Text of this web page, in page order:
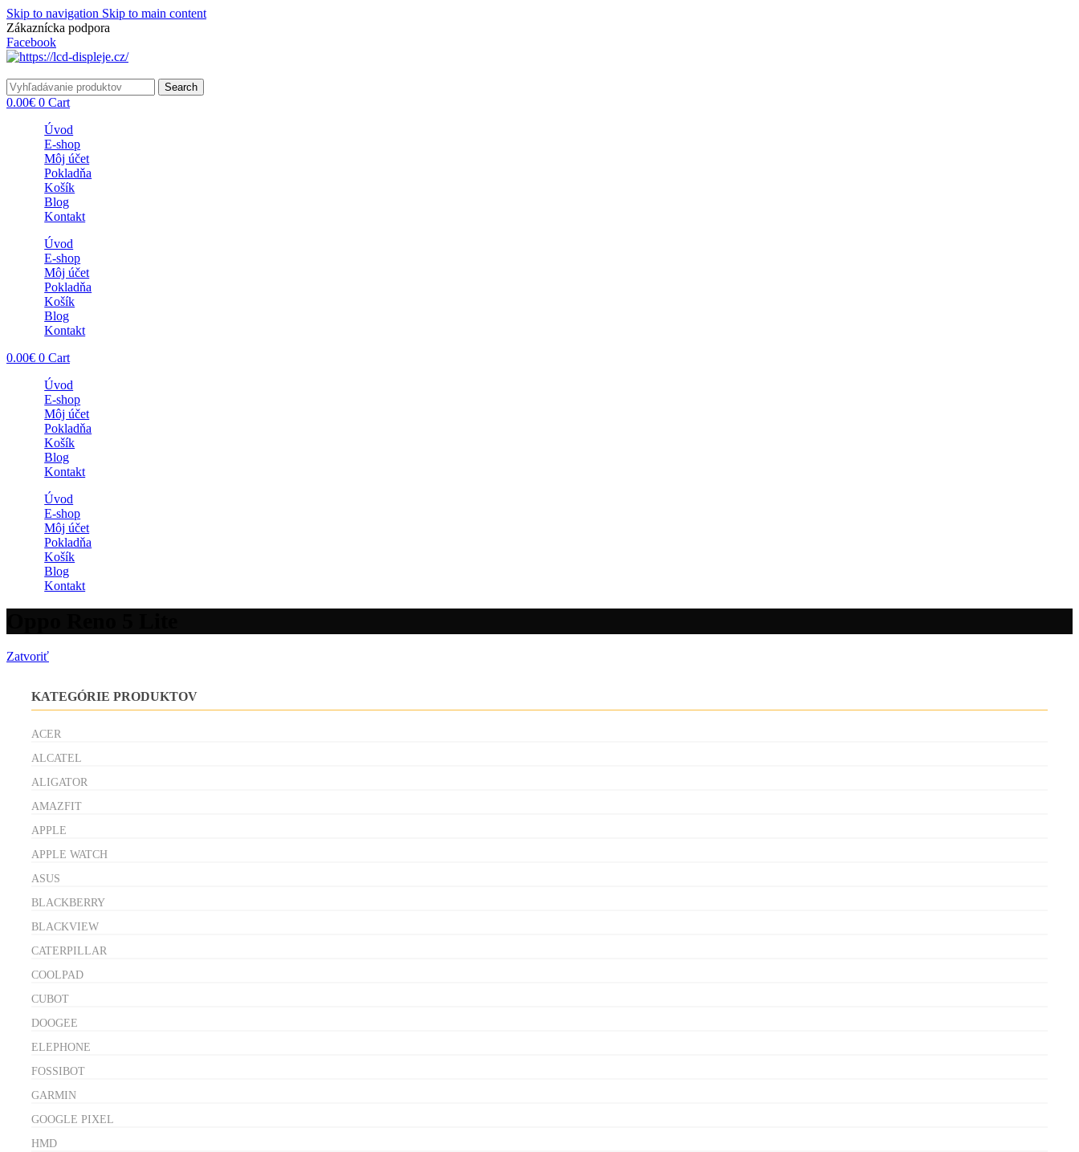
Skip to navigation Skip to main content
Zákaznícka podpora
Facebook
Search
0.00€ 0 Cart
Úvod
E-shop
Môj účet
Pokladňa
Košík
Blog
Kontakt
Úvod
E-shop
Môj účet
Pokladňa
Košík
Blog
Kontakt
0.00€ 0 Cart
Úvod
E-shop
Môj účet
Pokladňa
Košík
Blog
Kontakt
Úvod
E-shop
Môj účet
Pokladňa
Košík
Blog
Kontakt
Zatvoriť
KATEGÓRIE PRODUKTOV
ACER
ALCATEL
ALIGATOR
AMAZFIT
APPLE
APPLE WATCH
ASUS
BLACKBERRY
BLACKVIEW
CATERPILLAR
COOLPAD
CUBOT
DOOGEE
ELEPHONE
FOSSIBOT
GARMIN
GOOGLE PIXEL
HMD